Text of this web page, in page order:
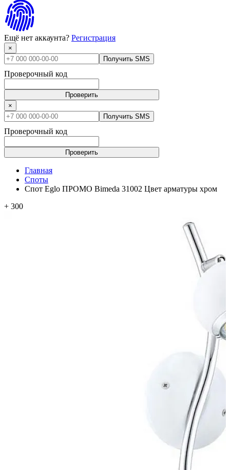
Ещё нет аккаунта? Регистрация
×
Получить SMS
Проверочный код
Проверить
×
Получить SMS
Проверочный код
Проверить
Главная
Споты
Спот Eglo ПРОМО Bimeda 31002 Цвет арматуры хром
+ 300